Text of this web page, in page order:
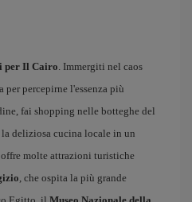
per Il Cairo. Immergiti nel caos
percepirne l'essenza più
fai shopping nelle botteghe del
la deliziosa cucina locale in un
molte attrazioni turistiche
, che ospita la più grande